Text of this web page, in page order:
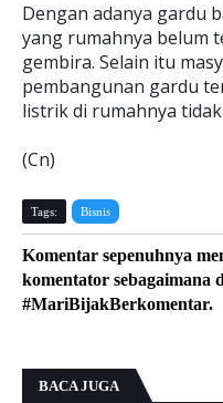
Dengan adanya gardu
yang rumahnya belum
gembira. Selain itu
pembangunan gardu
listrik di rumahnya
(Cn)
Tags: Bisnis
Komentar sepenuhnya
komentator
#MariBijakBerkomentar.
BACA JUGA